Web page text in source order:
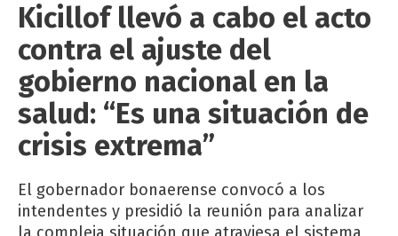
Kicillof llevó a cabo el acto
contra el ajuste del
gobierno nacional en la
salud: “Es una situación de
crisis extrema”
El gobernador bonaerense convocó a los
intendentes y presidió la reunión para analizar